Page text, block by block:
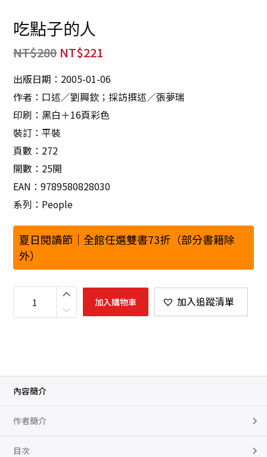
吃點子的人
NT$280 NT$221
出版日期：2005-01-06
作者：口述／劉興欽；採訪撰述／張夢瑞
印刷：黑白＋16頁彩色
裝訂：平裝
頁數：272
開數：25開
EAN：9789580828030
系列：People
夏日閱讀節｜全館任選雙書73折（部分書籍除
外）
吃
的
加入購物車 加入追蹤清單
內容簡介
作者簡介
目次